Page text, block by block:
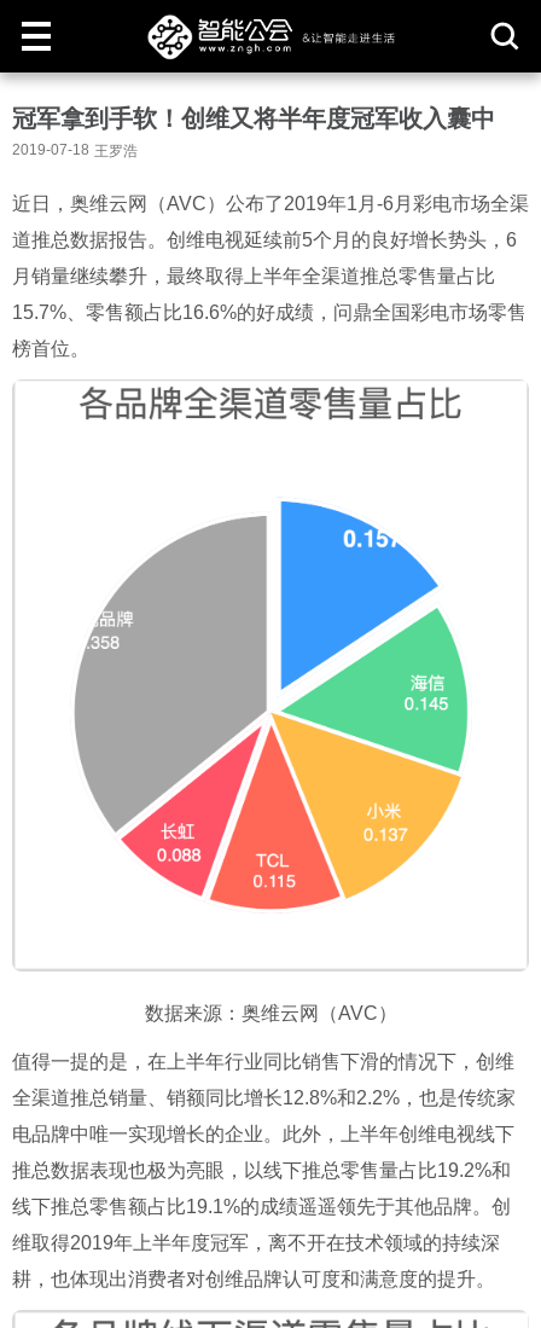
冠军拿到手软！创维又将半年度冠军收入囊中
2019-07-18 王罗浩
近日，奥维云网（AVC）公布了2019年1月-6月彩电市场全渠
道推总数据报告。创维电视延续前5个月的良好增长势头，6
月销量继续攀升，最终取得上半年全渠道推总零售量占比
15.7%、零售额占比16.6%的好成绩，问鼎全国彩电市场零售
榜首位。
数据来源：奥维云网（AVC）
值得一提的是，在上半年行业同比销售下滑的情况下，创维
全渠道推总销量、销额同比增长12.8%和2.2%，也是传统家
电品牌中唯一实现增长的企业。此外，上半年创维电视线下
推总数据表现也极为亮眼，以线下推总零售量占比19.2%和
线下推总零售额占比19.1%的成绩遥遥领先于其他品牌。创
维取得2019年上半年度冠军，离不开在技术领域的持续深
耕，也体现出消费者对创维品牌认可度和满意度的提升。